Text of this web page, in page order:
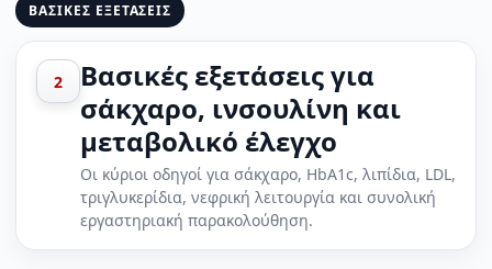
ΒΑΣΙΚΕΣ ΕΞΕΤΑΣΕΙΣ
2
Βασικές εξετάσεις για
σάκχαρο, ινσουλίνη και
μεταβολικό έλεγχο
Οι κύριοι οδηγοί για σάκχαρο, HbA1c, λιπίδια, LDL,
τριγλυκερίδια, νεφρική λειτουργία και συνολική
εργαστηριακή παρακολούθηση.